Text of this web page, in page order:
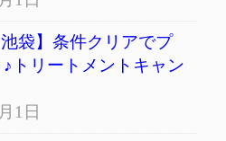
池袋】条件クリアでプ
♪トリートメントキャン
1日